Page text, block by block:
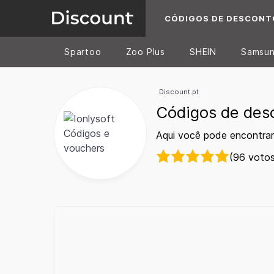
CÓDIGOS DE
Spartoo Zoo Plus SHEIN
Discount.pt
Códigos de
Aqui você pode
(96